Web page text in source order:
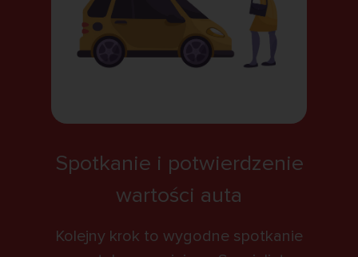
Spotkanie i potwierdzenie
wartości auta
Kolejny krok to wygodne spotkanie